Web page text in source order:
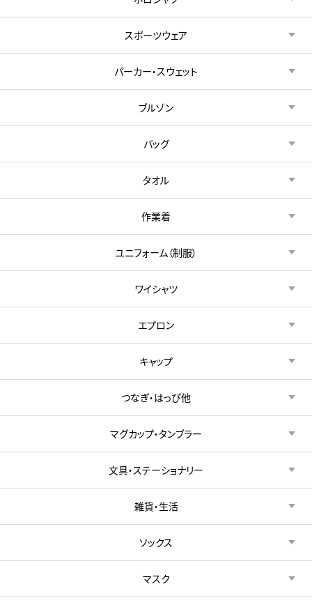
スポーツウェア
パーカー・スウェット
ブルゾン
バッグ
タオル
作業着
ユニフォーム（制服）
ワイシャツ
エプロン
キャップ
つなぎ・はっぴ他
マグカップ・タンブラー
文具・ステーショナリー
雑貨・生活
ソックス
マスク